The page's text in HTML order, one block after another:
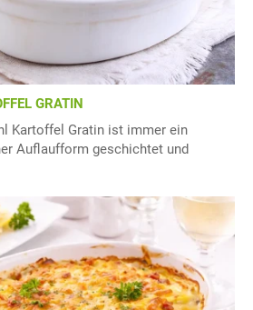
GRATIN
Kartoffel Gratin ist immer ein
Auflaufform geschichtet und